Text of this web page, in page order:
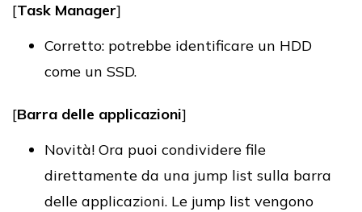
[Task Manager]
Corretto: potrebbe identificare un HDD
come un SSD.
[Barra delle applicazioni]
Novità! Ora puoi condividere file
direttamente da una jump list sulla barra
delle applicazioni. Le jump list vengono